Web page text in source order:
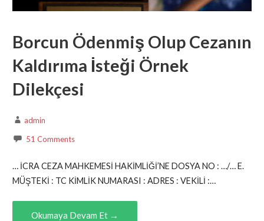
Borcun Ödenmiş Olup Cezanın
Kaldırıma İsteği Örnek
Dilekçesi
admin
51 Comments
… İCRA CEZA MAHKEMESİ HAKİMLİĞİ’NE DOSYA NO : …/… E.
MÜŞTEKİ : TC KİMLİK NUMARASI : ADRES : VEKİLİ :…
Okumaya Devam Et →